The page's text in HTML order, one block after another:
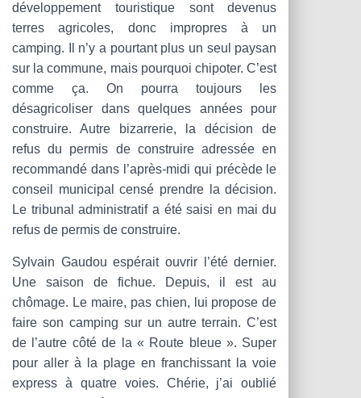
développement touristique sont devenus
terres agricoles, donc impropres à un
camping. Il n’y a pourtant plus un seul paysan
sur la commune, mais pourquoi chipoter. C’est
comme ça. On pourra toujours les
désagricoliser dans quelques années pour
construire. Autre bizarrerie, la décision de
refus du permis de construire adressée en
recommandé dans l’après-midi qui précède le
conseil municipal censé prendre la décision.
Le tribunal administratif a été saisi en mai du
refus de permis de construire.
Sylvain Gaudou espérait ouvrir l’été dernier.
Une saison de fichue. Depuis, il est au
chômage. Le maire, pas chien, lui propose de
faire son camping sur un autre terrain. C’est
de l’autre côté de la « Route bleue ». Super
pour aller à la plage en franchissant la voie
express à quatre voies. Chérie, j’ai oublié